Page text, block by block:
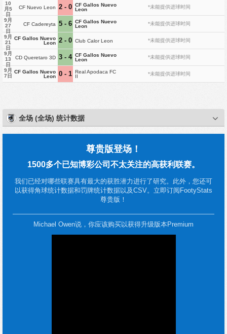
10
月5
日
CF Nuevo Leon 2 - 0 CF Gallos Nuevo
Leon
*未能提供进球时间
9月
27
日
CF Cadereyta 5 - 6 CF Gallos Nuevo
Leon
*未能提供进球时间
9月
21
日
CF Gallos Nuevo
Leon 2 - 0 Club Calor Leon *未能提供进球时间
9月
13
日
CD Queretaro 3D 3 - 4 CF Gallos Nuevo
Leon
*未能提供进球时间
9月
7日
CF Gallos Nuevo
Leon 0 - 1 Real Apodaca FC
II
*未能提供进球时间
全场 (全场) 统计数据
尊贵版登场！
1500多个已知博彩公司不太关注的高获利联赛。
我们已经对哪些联赛具有最大的获胜潜力进行了研究。此外，您还可
以获得角球统计数据和罚牌统计数据以及CSV。立即订阅FootyStats
尊贵版！
Michael Owen说，你应该购买以获得升级版本Premium